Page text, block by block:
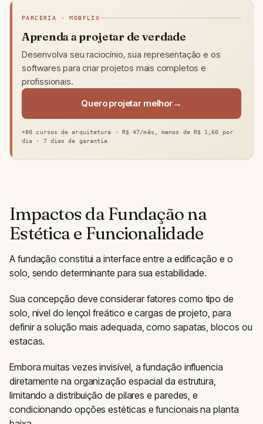
PARCERIA · MOBFLIX
Aprenda a projetar de verdade
Desenvolva seu raciocínio, sua representação e os
softwares para criar projetos mais completos e
profissionais.
Quero projetar melhor
+80 cursos de arquitetura · R$ 47/mês, menos de R$ 1,60 por
dia · 7 dias de garantia
Impactos da Fundação na
Estética e Funcionalidade
A fundação constitui a interface entre a edificação e o
solo, sendo determinante para sua estabilidade.
Sua concepção deve considerar fatores como tipo de
solo, nível do lençol freático e cargas de projeto, para
definir a solução mais adequada, como sapatas, blocos ou
estacas.
Embora muitas vezes invisível, a fundação influencia
diretamente na organização espacial da estrutura,
limitando a distribuição de pilares e paredes, e
condicionando opções estéticas e funcionais na planta